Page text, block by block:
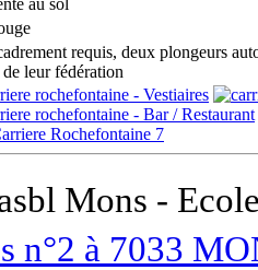
requis, deux plongeurs
leur fédération
Mons -
n°2 à 7033